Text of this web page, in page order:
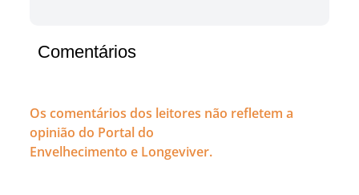
Comentários
Os comentários dos leitores não refletem a
opinião do Portal do
Envelhecimento e Longeviver.